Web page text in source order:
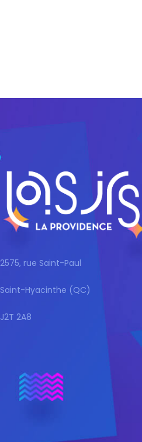
2575, rue Saint-Paul
Saint-Hyacinthe (QC)
J2T 2A8